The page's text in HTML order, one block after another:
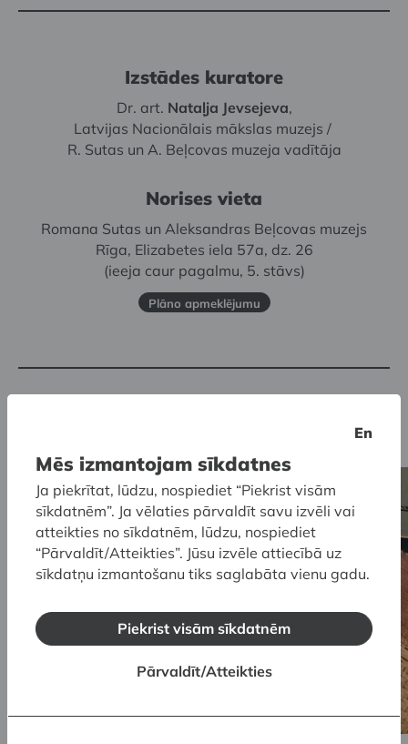
Izstādes kuratore
Dr. art. Nataļja Jevsejeva,
Latvijas Nacionālais mākslas muzejs /
R. Sutas un A. Beļcovas muzeja vadītāja
Norises vieta
Romana Sutas un Aleksandras Beļcovas muzejs
Rīga, Elizabetes iela 57a, dz. 26
(ieeja caur pagalmu, 5. stāvs)
Plāno apmeklējumu
En
Mēs izmantojam sīkdatnes
Ja piekrītat, lūdzu, nospiediet “Piekrist visām
sīkdatnēm”. Ja vēlaties pārvaldīt savu izvēli vai
atteikties no sīkdatnēm, lūdzu, nospiediet
“Pārvaldīt/Atteikties”. Jūsu izvēle attiecībā uz
sīkdatņu izmantošanu tiks saglabāta vienu gadu.
Piekrist visām sīkdatnēm
Pārvaldīt/Atteikties